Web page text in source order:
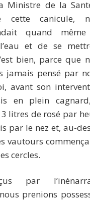
Ministre de la
cette canicule,
quand
et de se
bien, parce que
jamais pensé par
avant son
en plein
litres de rosé par
par le nez et, au-
vautours
cercles.
par
prenions